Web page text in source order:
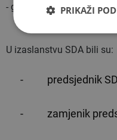
- glavni tajnik Mladeži
U izaslanstvu SDA bili su:
- predsjednik
- zamjenik
PRIKAŽI